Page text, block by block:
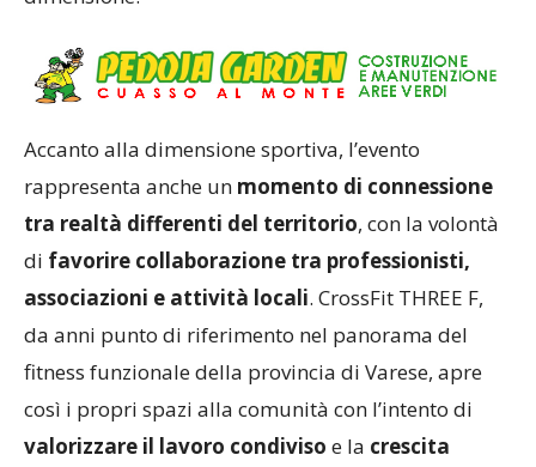
Accanto alla dimensione sportiva, l’evento
rappresenta anche unmomento di connessione
tra realtà differenti del territorio, con la volontà
difavorire collaborazione tra professionisti,
associazioni e attività locali. CrossFit THREE F,
da anni punto di riferimento nel panorama del
fitness funzionale della provincia di Varese, apre
così i propri spazi alla comunità con l’intento di